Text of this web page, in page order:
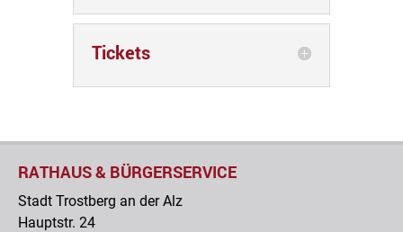
Tickets
RATHAUS & BÜRGERSERVICE
Stadt Trostberg an der Alz
Hauptstr. 24